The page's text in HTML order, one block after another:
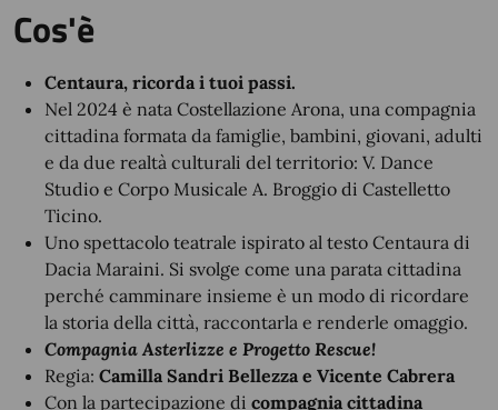
Cos'è
Centaura, ricorda i tuoi passi.
Nel 2024 è nata Costellazione Arona, una compagnia
cittadina formata da famiglie, bambini, giovani, adulti
e da due realtà culturali del territorio: V. Dance
Studio e Corpo Musicale A. Broggio di Castelletto
Ticino.
Uno spettacolo teatrale ispirato al testo Centaura di
Dacia Maraini. Si svolge come una parata cittadina
perché camminare insieme è un modo di ricordare
la storia della città, raccontarla e renderle omaggio.
Compagnia Asterlizze e Progetto Rescue!
Regia: Camilla Sandri Bellezza e Vicente Cabrera
Con la partecipazione di compagnia cittadina